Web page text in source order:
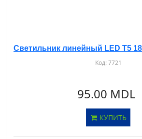
Код:7721
95.00 MDL
КУПИТЬ